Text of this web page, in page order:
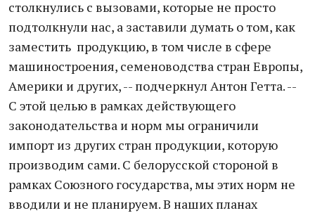
столкнулись с вызовами, которые не просто
подтолкнули нас, а заставили думать о том, как
заместить продукцию, в том числе в сфере
машиностроения, семеноводства стран Европы,
Америки и других, -- подчеркнул Антон Гетта. --
С этой целью в рамках действующего
законодательства и норм мы ограничили
импорт из других стран продукции, которую
производим сами. С белорусской стороной в
рамках Союзного государства, мы этих норм не
вводили и не планируем. В наших планах